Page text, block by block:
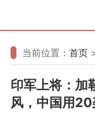
当前位置： 首页
印军上将：加
风，中国用